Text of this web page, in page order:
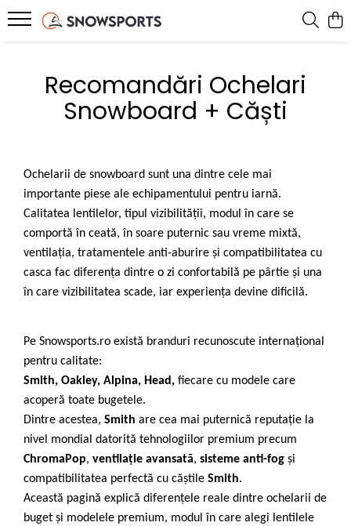
Placi Snowboard
Boots Snowboard
Schiuri
Accesorii ski tura
Placi Splitboard
Legaturi splitboard
Pantaloni
First layer
Manusi
Sosete Snow
Caciuli
Cagule
Tricouri
Pantaloni outdoor
Sosete Outdoor
Curele
Bustiere
Underwear
Card Cadou
Ochelari Snow
Genti si Huse
Rucsacuri
Protectii
Branturi
Incalzitoare
Accesorii personalizare
Jerseys
Tricouri Bike
Role inline
Accesorii si piese
Service ski & snowboard
Bootfitting Sidas
Recomandări Ochelari
Snowboard + Căști
Ochelarii de snowboard sunt una dintre cele mai
importante piese ale echipamentului pentru iarnă.
Calitatea lentilelor, tipul vizibilității, modul în care se
comportă în ceată, în soare puternic sau vreme mixtă,
ventilația, tratamentele anti-aburire și compatibilitatea cu
casca fac diferența dintre o zi confortabilă pe pârtie și una
în care vizibilitatea scade, iar experiența devine dificilă.
Pe Snowsports.ro există branduri recunoscute internațional
pentru calitate:
Smith, Oakley, Alpina, Head , fiecare cu modele care
acoperă toate bugetele.
Dintre acestea, Smith are cea mai puternică reputație la
nivel mondial datorită tehnologiilor premium precum
ChromaPop, ventilație avansată, sisteme anti-fog și
compatibilitatea perfectă cu căștile Smith.
Această pagină explică diferențele reale dintre ochelarii de
buget și modelele premium, modul în care alegi lentilele